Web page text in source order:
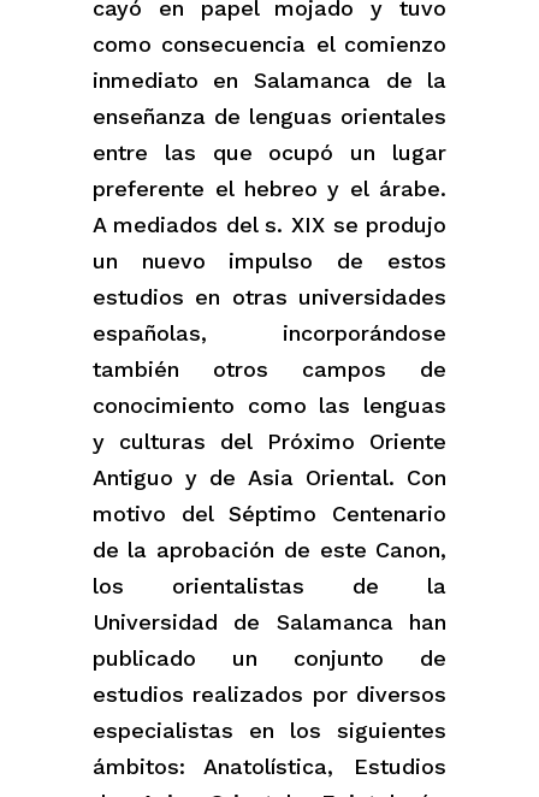
cayó en papel mojado y tuvo
como consecuencia el comienzo
inmediato en Salamanca de la
enseñanza de lenguas orientales
entre las que ocupó un lugar
preferente el hebreo y el árabe.
A mediados del s. XIX se produjo
un nuevo impulso de estos
estudios en otras universidades
españolas, incorporándose
también otros campos de
conocimiento como las lenguas
y culturas del Próximo Oriente
Antiguo y de Asia Oriental. Con
motivo del Séptimo Centenario
de la aprobación de este Canon,
los orientalistas de la
Universidad de Salamanca han
publicado un conjunto de
estudios realizados por diversos
especialistas en los siguientes
ámbitos: Anatolística, Estudios